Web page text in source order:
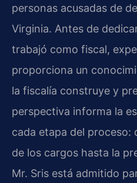
personas acusadas de
Virginia. Antes de
trabajó como fiscal,
proporciona un
la fiscalía construye y
perspectiva informa la
cada etapa del proceso:
de los cargos hasta la
Mr. Sris está admitido